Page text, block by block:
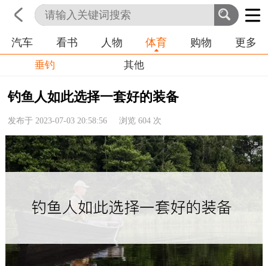
首页 科技 生活 职业
汽车 看书 人物 体育 购物 更多
垂钓 其他
钓鱼人如此选择一套好的装备
发布于 2023-07-03 20:58:56 浏览604 次